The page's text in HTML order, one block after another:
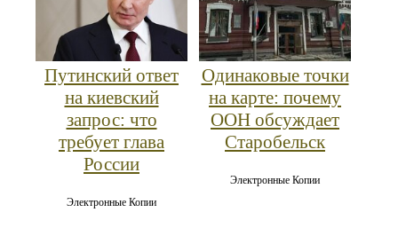
Путинский ответ
на киевский
запрос: что
требует глава
России
Электронные Копии
Одинаковые точки
на карте: почему
ООН обсуждает
Старобельск
Электронные Копии